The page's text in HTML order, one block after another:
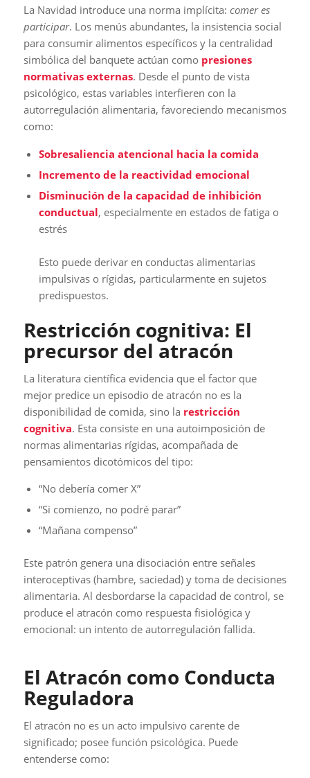
La Navidad introduce una norma implícita: comer es
participar. Los menús abundantes, la insistencia social
para consumir alimentos específicos y la centralidad
simbólica del banquete actúan como presiones
normativas externas. Desde el punto de vista
psicológico, estas variables interfieren con la
autorregulación alimentaria, favoreciendo mecanismos
como:
Sobresaliencia atencional hacia la comida
Incremento de la reactividad emocional
Disminución de la capacidad de inhibición
conductual, especialmente en estados de fatiga o
estrés
Esto puede derivar en conductas alimentarias
impulsivas o rígidas, particularmente en sujetos
predispuestos.
Restricción cognitiva: El
precursor del atracón
La literatura científica evidencia que el factor que
mejor predice un episodio de atracón no es la
disponibilidad de comida, sino la restricción
cognitiva. Esta consiste en una autoimposición de
normas alimentarias rígidas, acompañada de
pensamientos dicotómicos del tipo:
“No debería comer X”
“Si comienzo, no podré parar”
“Mañana compenso”
Este patrón genera una disociación entre señales
interoceptivas (hambre, saciedad) y toma de decisiones
alimentaria. Al desbordarse la capacidad de control, se
produce el atracón como respuesta fisiológica y
emocional: un intento de autorregulación fallida.
El Atracón como Conducta
Reguladora
El atracón no es un acto impulsivo carente de
significado; posee función psicológica. Puede
entenderse como: